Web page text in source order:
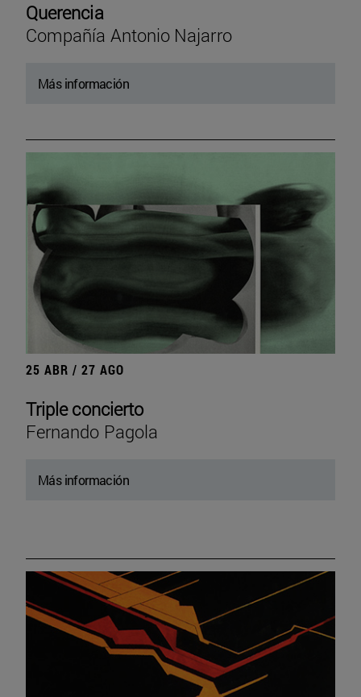
Querencia
Compañía Antonio Najarro
Más información
25 ABR / 27 AGO
Triple concierto
Fernando Pagola
Más información